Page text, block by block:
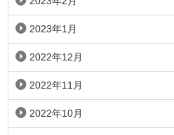
2023年1月
2022年12月
2022年11月
2022年10月